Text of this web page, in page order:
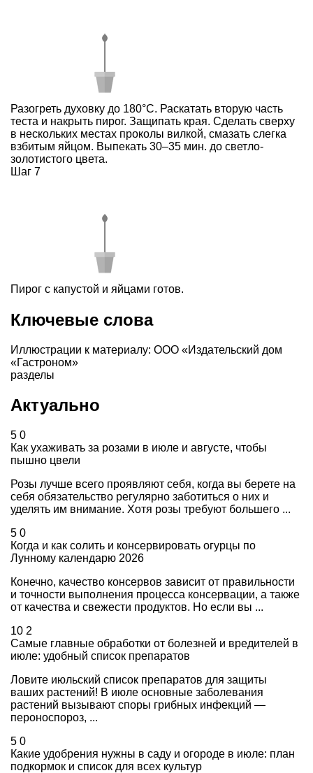
Разогреть духовку до 180°С. Раскатать вторую часть
теста и накрыть пирог. Защипать края. Сделать сверху
в нескольких местах проколы вилкой, смазать слегка
взбитым яйцом. Выпекать 30–35 мин. до светло-
золотистого цвета.
Шаг 7
Пирог с капустой и яйцами готов.
Ключевые слова
Иллюстрации к материалу: ООО «Издательский дом
«Гастроном»
разделы
Актуально
5 0
Как ухаживать за розами в июле и августе, чтобы
пышно цвели
Розы лучше всего проявляют себя, когда вы берете на
себя обязательство регулярно заботиться о них и
уделять им внимание. Хотя розы требуют большего ...
5 0
Когда и как солить и консервировать огурцы по
Лунному календарю 2026
Конечно, качество консервов зависит от правильности
и точности выполнения процесса консервации, а также
от качества и свежести продуктов. Но если вы ...
10 2
Самые главные обработки от болезней и вредителей в
июле: удобный список препаратов
Ловите июльский список препаратов для защиты
ваших растений! В июле основные заболевания
растений вызывают споры грибных инфекций —
пероноспороз, ...
5 0
Какие удобрения нужны в саду и огороде в июле: план
подкормок и список для всех культур